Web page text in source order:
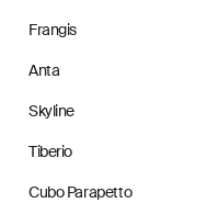
Frangis
Anta
Skyline
Tiberio
Cubo Parapetto